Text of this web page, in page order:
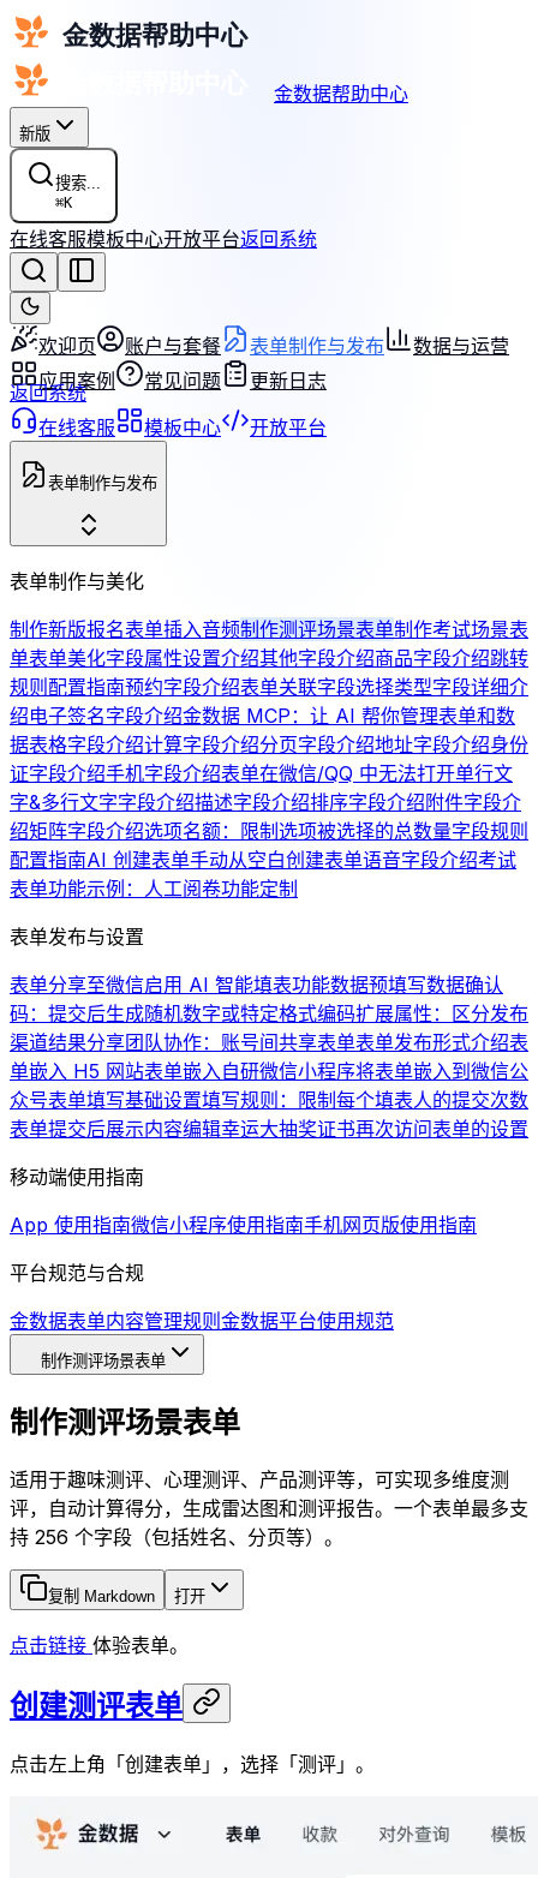
金数据帮助中心
新版
搜索...
⌘K
在线客服模板中心开放平台返回系统
欢迎页 账户与套餐 表单制作与发布
数据与运营
应用案例
常见问题 更新日志
返回系统
在线客服
模板中心 开放平台
表单制作与发布
表单制作与美化
制作新版报名表单插入音频制作测评场景表单制作考试场景表
单表单美化字段属性设置介绍其他字段介绍商品字段介绍跳转
规则配置指南预约字段介绍表单关联字段选择类型字段详细介
绍电子签名字段介绍金数据 MCP：让 AI 帮你管理表单和数
据表格字段介绍计算字段介绍分页字段介绍地址字段介绍身份
证字段介绍手机字段介绍表单在微信/QQ 中无法打开单行文
字&多行文字字段介绍描述字段介绍排序字段介绍附件字段介
绍矩阵字段介绍选项名额：限制选项被选择的总数量字段规则
配置指南AI 创建表单手动从空白创建表单语音字段介绍考试
表单功能示例：人工阅卷功能定制
表单发布与设置
表单分享至微信启用 AI 智能填表功能数据预填写数据确认
码：提交后生成随机数字或特定格式编码扩展属性：区分发布
渠道结果分享团队协作：账号间共享表单表单发布形式介绍表
单嵌入 H5 网站表单嵌入自研微信小程序将表单嵌入到微信公
众号表单填写基础设置填写规则：限制每个填表人的提交次数
表单提交后展示内容编辑幸运大抽奖证书再次访问表单的设置
移动端使用指南
App 使用指南微信小程序使用指南手机网页版使用指南
平台规范与合规
金数据表单内容管理规则金数据平台使用规范
制作测评场景表单
制作测评场景表单
适用于趣味测评、心理测评、产品测评等，可实现多维度测
评，自动计算得分，生成雷达图和测评报告。一个表单最多支
持 256 个字段（包括姓名、分页等）。
复制 Markdown 打开
点击链接 体验表单。
创建测评表单
点击左上角「创建表单」，选择「测评」。